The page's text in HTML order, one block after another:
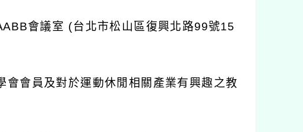
會議室 (台北市松山區復興北路99號15
會員及對於運動休閒相關產業有興趣之教